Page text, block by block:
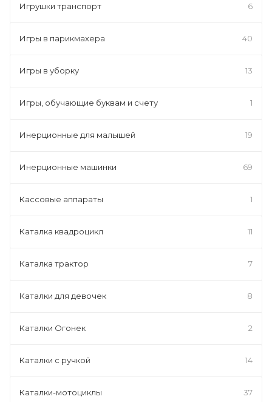
Игрушки транспорт 6
Игры в парикмахера 40
Игры в уборку 13
Игры, обучающие буквам и счету 1
Инерционные для малышей 19
Инерционные машинки 69
Кассовые аппараты 1
Каталка квадроцикл 11
Каталка трактор 7
Каталки для девочек 8
Каталки Огонек 2
Каталки с ручкой 14
Каталки-мотоциклы 37